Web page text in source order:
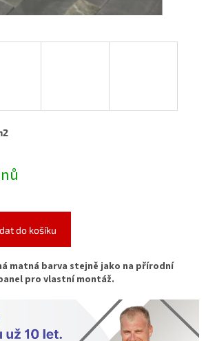
do košíku
matná barva stejně jako na přírodní
pro vlastní montáž.